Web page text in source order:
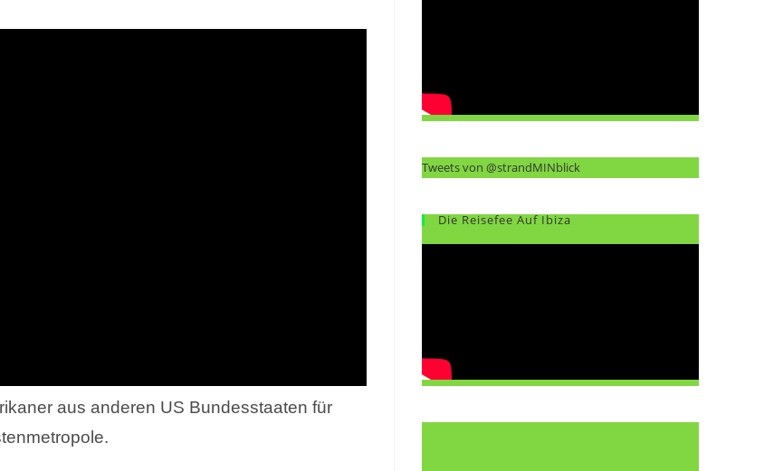
aus anderen US Bundesstaaten für
Tweets von @strandMINblick
Die Reisefee Auf Ibiza